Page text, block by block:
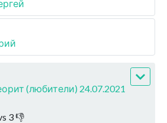
(любители) 24.07.2021
3👎